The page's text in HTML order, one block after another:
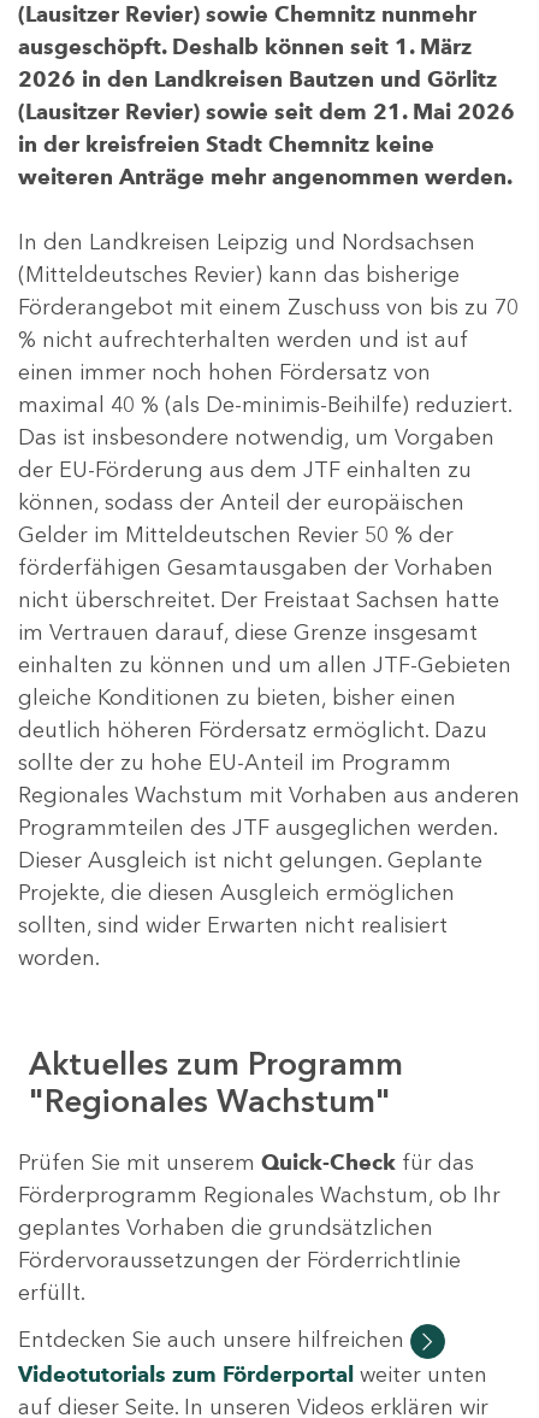
(Lausitzer Revier) sowie Chemnitz nunmehr
ausgeschöpft. Deshalb können seit 1. März
2026 in den Landkreisen Bautzen und Görlitz
(Lausitzer Revier) sowie seit dem 21. Mai 2026
in der kreisfreien Stadt Chemnitz keine
weiteren Anträge mehr angenommen werden.
In den Landkreisen Leipzig und Nordsachsen
(Mitteldeutsches Revier) kann das bisherige
Förderangebot mit einem Zuschuss von bis zu 70
% nicht aufrechterhalten werden und ist auf
einen immer noch hohen Fördersatz von
maximal 40 % (als De-minimis-Beihilfe) reduziert.
Das ist insbesondere notwendig, um Vorgaben
der EU-Förderung aus dem JTF einhalten zu
können, sodass der Anteil der europäischen
Gelder im Mitteldeutschen Revier 50 % der
förderfähigen Gesamtausgaben der Vorhaben
nicht überschreitet. Der Freistaat Sachsen hatte
im Vertrauen darauf, diese Grenze insgesamt
einhalten zu können und um allen JTF-Gebieten
gleiche Konditionen zu bieten, bisher einen
deutlich höheren Fördersatz ermöglicht. Dazu
sollte der zu hohe EU-Anteil im Programm
Regionales Wachstum mit Vorhaben aus anderen
Programmteilen des JTF ausgeglichen werden.
Dieser Ausgleich ist nicht gelungen. Geplante
Projekte, die diesen Ausgleich ermöglichen
sollten, sind wider Erwarten nicht realisiert
worden.
Aktuelles zum Programm
"Regionales Wachstum"
Prüfen Sie mit unserem Quick-Check für das
Förderprogramm Regionales Wachstum, ob Ihr
geplantes Vorhaben die grundsätzlichen
Fördervoraussetzungen der Förderrichtlinie
erfüllt.
Entdecken Sie auch unsere hilfreichen
Videotutorials zum Förderportal weiter unten
auf dieser Seite. In unseren Videos erklären wir